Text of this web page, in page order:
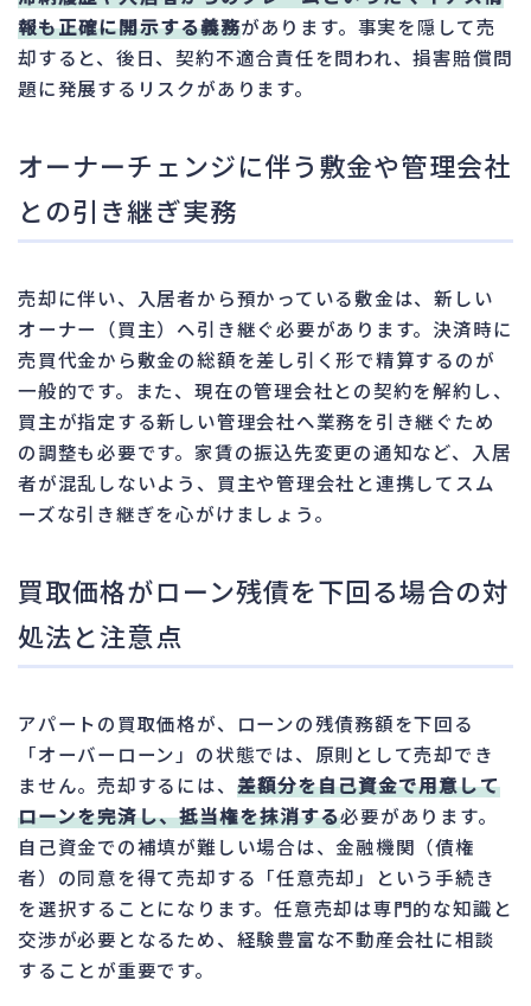
報も正確に開示する義務があります。事実を隠して売
却すると、後日、契約不適合責任を問われ、損害賠償問
題に発展するリスクがあります。
オーナーチェンジに伴う敷金や管理会社
との引き継ぎ実務
売却に伴い、入居者から預かっている敷金は、新しい
オーナー（買主）へ引き継ぐ必要があります。決済時に
売買代金から敷金の総額を差し引く形で精算するのが
一般的です。また、現在の管理会社との契約を解約し、
買主が指定する新しい管理会社へ業務を引き継ぐため
の調整も必要です。家賃の振込先変更の通知など、入居
者が混乱しないよう、買主や管理会社と連携してスム
ーズな引き継ぎを心がけましょう。
買取価格がローン残債を下回る場合の対
処法と注意点
アパートの買取価格が、ローンの残債務額を下回る
「オーバーローン」の状態では、原則として売却でき
ません。売却するには、 差額分を自己資金で用意して
ローンを完済し、抵当権を抹消する必要があります。
自己資金での補填が難しい場合は、金融機関（債権
者）の同意を得て売却する「任意売却」という手続き
を選択することになります。任意売却は専門的な知識と
交渉が必要となるため、経験豊富な不動産会社に相談
することが重要です。